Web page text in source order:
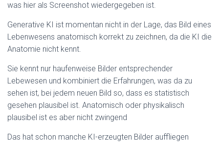
was hier als Screenshot wiedergegeben ist.
Generative KI ist momentan nicht in der Lage, das Bild eines
Lebenwesens anatomisch korrekt zu zeichnen, da die KI die
Anatomie nicht kennt.
Sie kennt nur haufenweise Bilder entsprechender
Lebewesen und kombiniert die Erfahrungen, was da zu
sehen ist, bei jedem neuen Bild so, dass es statistisch
gesehen plausibel ist. Anatomisch oder physikalisch
plausibel ist es aber nicht zwingend
Das hat schon manche KI-erzeugten Bilder auffliegen